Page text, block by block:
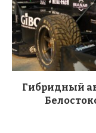
Гибридный